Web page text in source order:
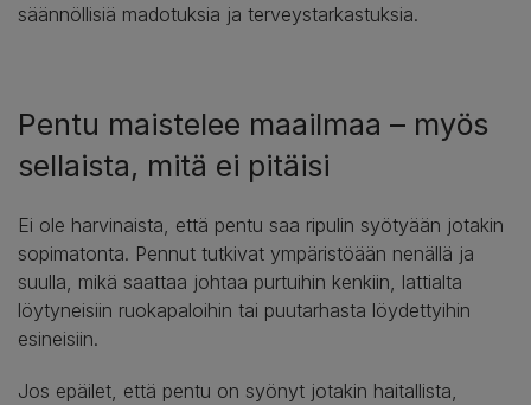
säännöllisiä madotuksia ja terveystarkastuksia.
Pentu maistelee maailmaa – myös
sellaista, mitä ei pitäisi
Ei ole harvinaista, että pentu saa ripulin syötyään jotakin
sopimatonta. Pennut tutkivat ympäristöään nenällä ja
suulla, mikä saattaa johtaa purtuihin kenkiin, lattialta
löytyneisiin ruokapaloihin tai puutarhasta löydettyihin
esineisiin.
Jos epäilet, että pentu on syönyt jotakin haitallista,